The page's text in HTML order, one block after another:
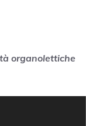
organolettiche